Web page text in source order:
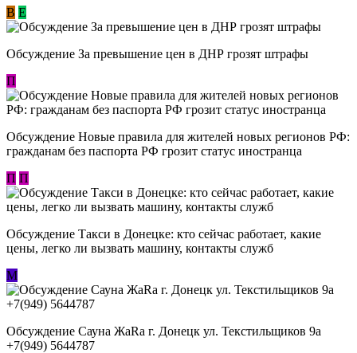
В E
Обсуждение За превышение цен в ДНР грозят штрафы
П
Обсуждение Новые правила для жителей новых регионов РФ:
гражданам без паспорта РФ грозит статус иностранца
П П
Обсуждение ​Такси в Донецке: кто сейчас работает, какие
цены, легко ли вызвать машину, контакты служб
М
Обсуждение Сауна ЖаRa г. Донецк ул. Текстильщиков 9а
+7(949) 5644787